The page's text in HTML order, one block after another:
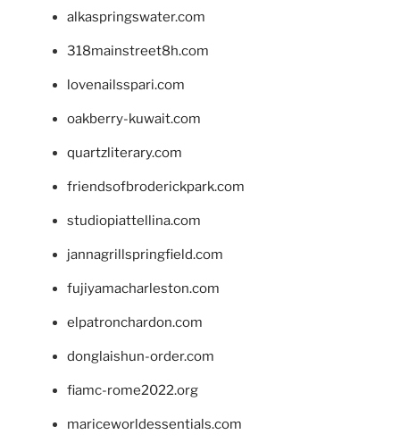
alkaspringswater.com
318mainstreet8h.com
lovenailsspari.com
oakberry-kuwait.com
quartzliterary.com
friendsofbroderickpark.com
studiopiattellina.com
jannagrillspringfield.com
fujiyamacharleston.com
elpatronchardon.com
donglaishun-order.com
fiamc-rome2022.org
mariceworldessentials.com